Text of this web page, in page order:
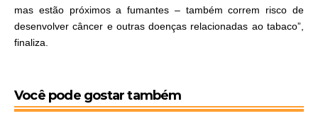
mas estão próximos a fumantes – também correm risco de
desenvolver câncer e outras doenças relacionadas ao tabaco”,
finaliza.
Você pode gostar também